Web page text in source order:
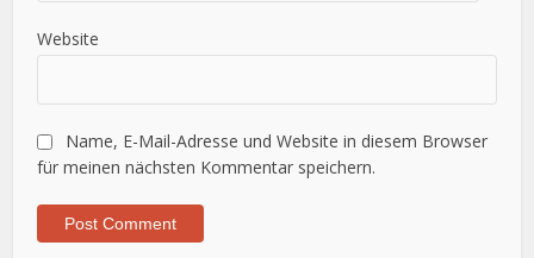
Website
Name, E-Mail-Adresse und Website in diesem Browser
für meinen nächsten Kommentar speichern.